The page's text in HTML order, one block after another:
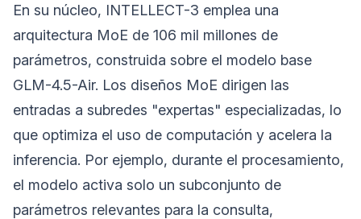
En su núcleo, INTELLECT-3 emplea una
arquitectura MoE de 106 mil millones de
parámetros, construida sobre el modelo base
GLM-4.5-Air. Los diseños MoE dirigen las
entradas a subredes "expertas" especializadas, lo
que optimiza el uso de computación y acelera la
inferencia. Por ejemplo, durante el procesamiento,
el modelo activa solo un subconjunto de
parámetros relevantes para la consulta,